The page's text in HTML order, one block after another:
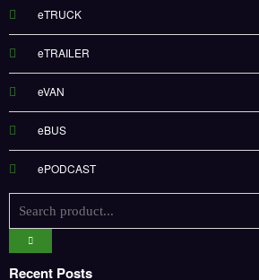
eTRUCK
eTRAILER
eVAN
eBUS
ePODCAST
Recent Posts